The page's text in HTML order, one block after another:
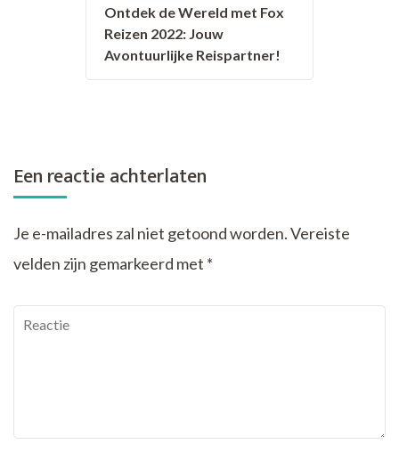
Ontdek de Wereld met Fox
Reizen 2022: Jouw
Avontuurlijke Reispartner!
Een reactie achterlaten
Je e-mailadres zal niet getoond worden.Vereiste
velden zijn gemarkeerd met *
Reactie